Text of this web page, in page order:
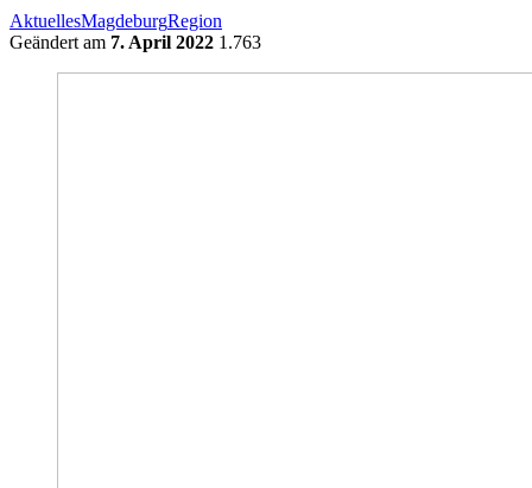
AktuellesMagdeburgRegion
Geändert am 7. April 2022 1.763